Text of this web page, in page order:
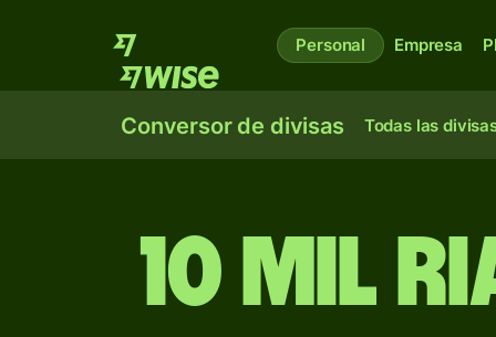
Personal Empresa
Conversor de divisas Todas las
10 mil